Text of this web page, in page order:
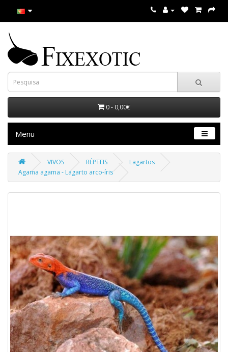
0 - 0,00€
Menu
VIVOS RÉPTEIS
Lagartos
Agama agama - Lagarto arco-íris